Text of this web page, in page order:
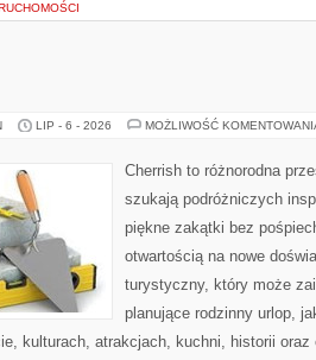
LIP - 6 - 2026 MOŻLIWOŚĆ
Cherrish to różnorodna
szukają podróżniczych
piękne zakątki bez
otwartością na nowe
turystyczny, który może
planujące rodzinny urlop,
kulturach, atrakcjach, kuchni, historii